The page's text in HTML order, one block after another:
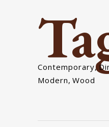
Contemporary,
Modern, Wood